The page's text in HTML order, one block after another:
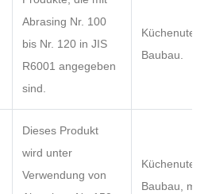
Abrasing Nr. 100
bis Nr. 120 in JIS
R6001 angegeben
sind.
Baubau.
Dieses Produkt
wird unter
Verwendung von
Baubau,